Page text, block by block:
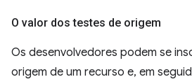
O valor dos testes de origem
Os desenvolvedores podem se
origem de um recurso e, em